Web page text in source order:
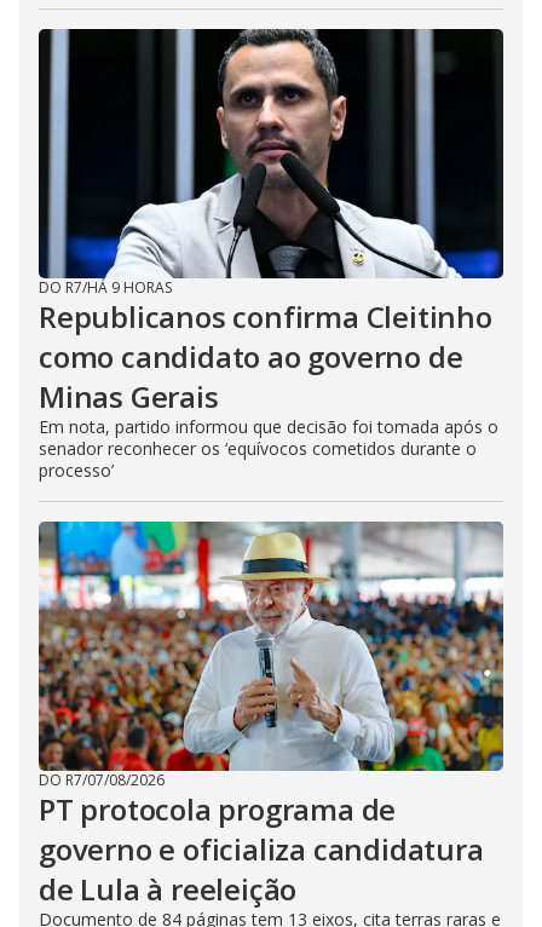
DO R7/HÁ 9 HORAS
Republicanos confirma Cleitinho
como candidato ao governo de
Minas Gerais
Em nota, partido informou que decisão foi tomada após o
senador reconhecer os ‘equívocos cometidos durante o
processo’
DO R7/07/08/2026
PT protocola programa de
governo e oficializa candidatura
de Lula à reeleição
Documento de 84 páginas tem 13 eixos, cita terras raras e